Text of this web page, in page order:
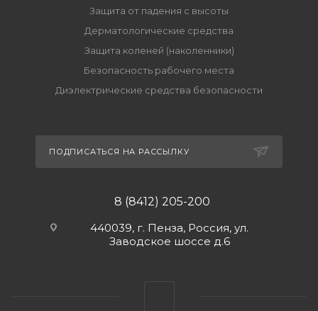
Защита от падения с высоты
Дерматологические средства
Защита коленей (наколенники)
Безопасность рабочего места
Диэлектрические средства безопасности
ПОДПИСАТЬСЯ НА РАССЫЛКУ
8 (8412) 205-200
440039, г. Пенза, Россия, ул.
Заводское шоссе д.6